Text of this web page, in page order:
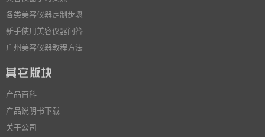
各类美容仪器定制步骤
新手使用美容仪器问答
广州美容仪器教程方法
产品百科
产品说明书下载
关于公司